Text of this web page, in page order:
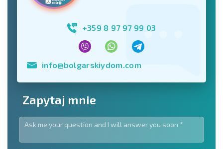
+359 8 97 97 99 03
info@bolgarskiydom.com
Zapytaj mnie